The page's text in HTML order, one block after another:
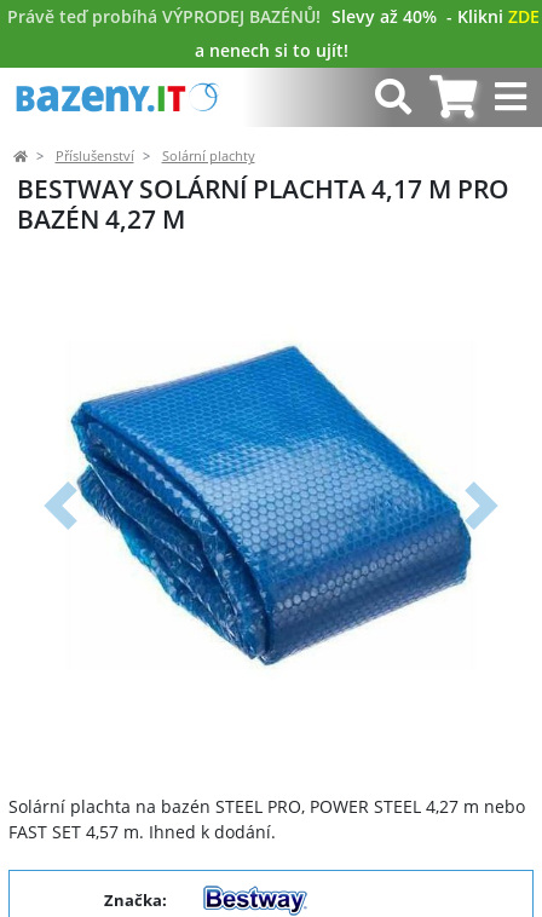
Právě teď probíhá VÝPRODEJ BAZÉNŮ! Slevy až 40% - Klikni ZDE
a nenech si to ujít!
Příslušenství Solární plachty
BESTWAY SOLÁRNÍ PLACHTA 4,17 M PRO
BAZÉN 4,27 M
Předchozí Další
Solární plachta na bazén STEEL PRO, POWER STEEL 4,27 m nebo
FAST SET 4,57 m. Ihned k dodání.
Značka: